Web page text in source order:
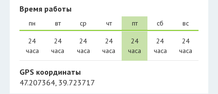
Время работы
пн
24
часа
вт
24
часа
ср
24
часа
чт
24
часа
пт
24
часа
сб
24
часа
вс
24
часа
GPS координаты
47.207364, 39.723717